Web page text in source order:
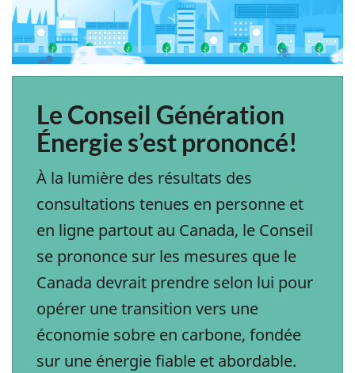
Le Conseil Génération
Énergie s’est prononcé!
À la lumière des résultats des
consultations tenues en personne et
en ligne partout au Canada, le Conseil
se prononce sur les mesures que le
Canada devrait prendre selon lui pour
opérer une transition vers une
économie sobre en carbone, fondée
sur une énergie fiable et abordable.